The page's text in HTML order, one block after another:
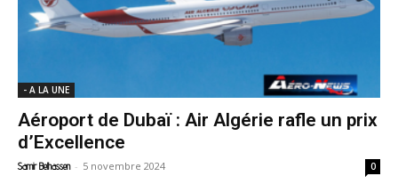
- A LA UNE
Aéroport de Dubaï : Air Algérie rafle un prix
d’Excellence
Samir Belhassen - 5 novembre 2024 0